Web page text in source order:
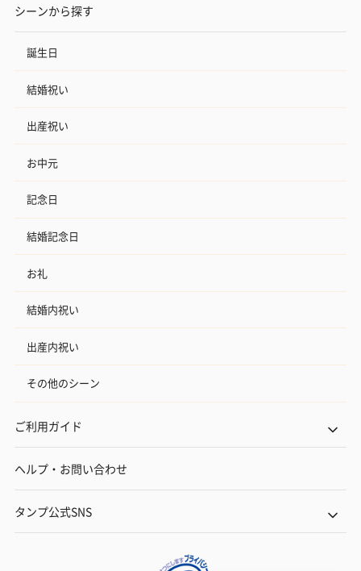
シーンから探す
誕生日
結婚祝い
出産祝い
お中元
記念日
結婚記念日
お礼
結婚内祝い
出産内祝い
その他のシーン
ご利用ガイド
ヘルプ・お問い合わせ
タンプ公式SNS